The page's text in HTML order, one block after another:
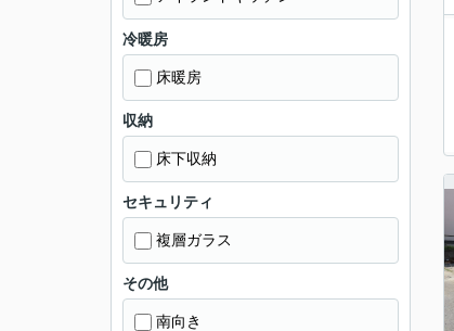
冷暖房
床暖房
収納
床下収納
セキュリティ
複層ガラス
その他
南向き